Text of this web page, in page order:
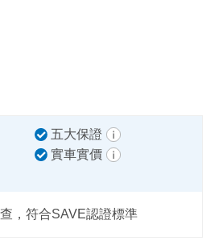
五大保證
實車實價
，符合SAVE認證標準